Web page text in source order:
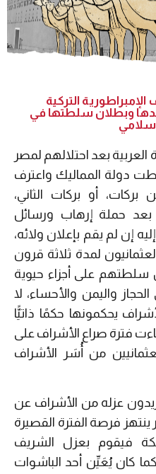
التركية
وبطلان سلطتها في
العربية بعد احتلالهم لمصر
سقطت دولة المماليك واعترف
أو بركات الثاني،
بعد حملة إرهاب ورسائل
إن لم يقم بإعلان ولائه،
لمدة ثلاثة قرون
على أجزاء حيوية
واليمن والأحساء، لا
يحكمونها حكمًا ذاتيًّا
فترة صراع الأشراف على
من أُسَر الأشراف
عزله من الأشراف عن
ينتهز فرصة الفترة القصيرة
فيقوم بعزل الشريف
كان يُعَيِّن أحد الباشوات